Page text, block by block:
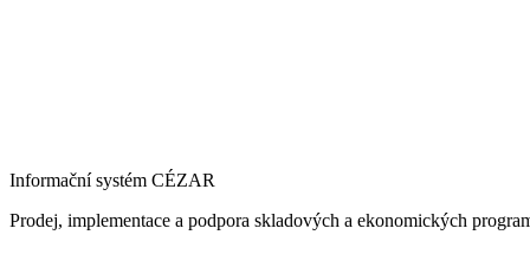
Informační systém CÉZAR
Prodej, implementace a podpora skladových a ekonomických